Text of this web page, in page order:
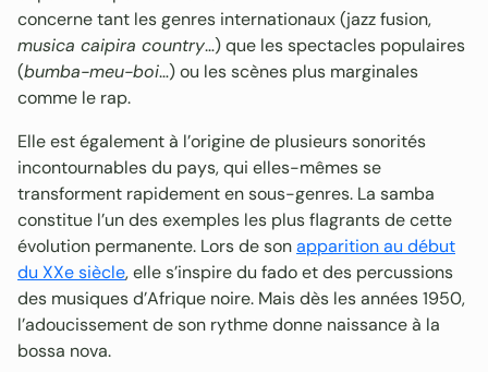
concerne tant les genres internationaux (jazz fusion,
musica caipira country…) que les spectacles populaires
(bumba-meu-boi…) ou les scènes plus marginales
comme le rap.
Elle est également à l’origine de plusieurs sonorités
incontournables du pays, qui elles-mêmes se
transforment rapidement en sous-genres. La samba
constitue l’un des exemples les plus flagrants de cette
évolution permanente. Lors de sonapparition au début
du XXe siècle, elle s’inspire du fado et des percussions
des musiques d’Afrique noire. Mais dès les années 1950,
l’adoucissement de son rythme donne naissance à la
bossa nova.